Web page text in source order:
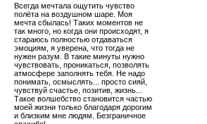
Всегда мечтала ощутить чувство
полёта на воздушном шаре. Моя
мечта сбылась! Таких моментов не
так много, но когда они происходят, я
стараюсь полностью отдаваться
эмоциям, я уверена, что тогда не
нужен разум. В такие минуты нужно
чувствовать, проникаться, позволять
атмосфере заполнять тебя. Не надо
понимать, осмыслять... просто сияй,
чувствуй счастье, позитив, жизнь...
Такое волшебство становится частью
моей жизни только благодаря дорогим
и близким мне людям. Безграничное